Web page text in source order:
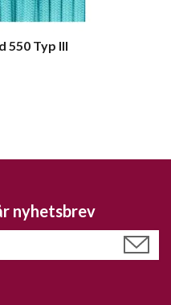
550 Typ III
nyhetsbrev